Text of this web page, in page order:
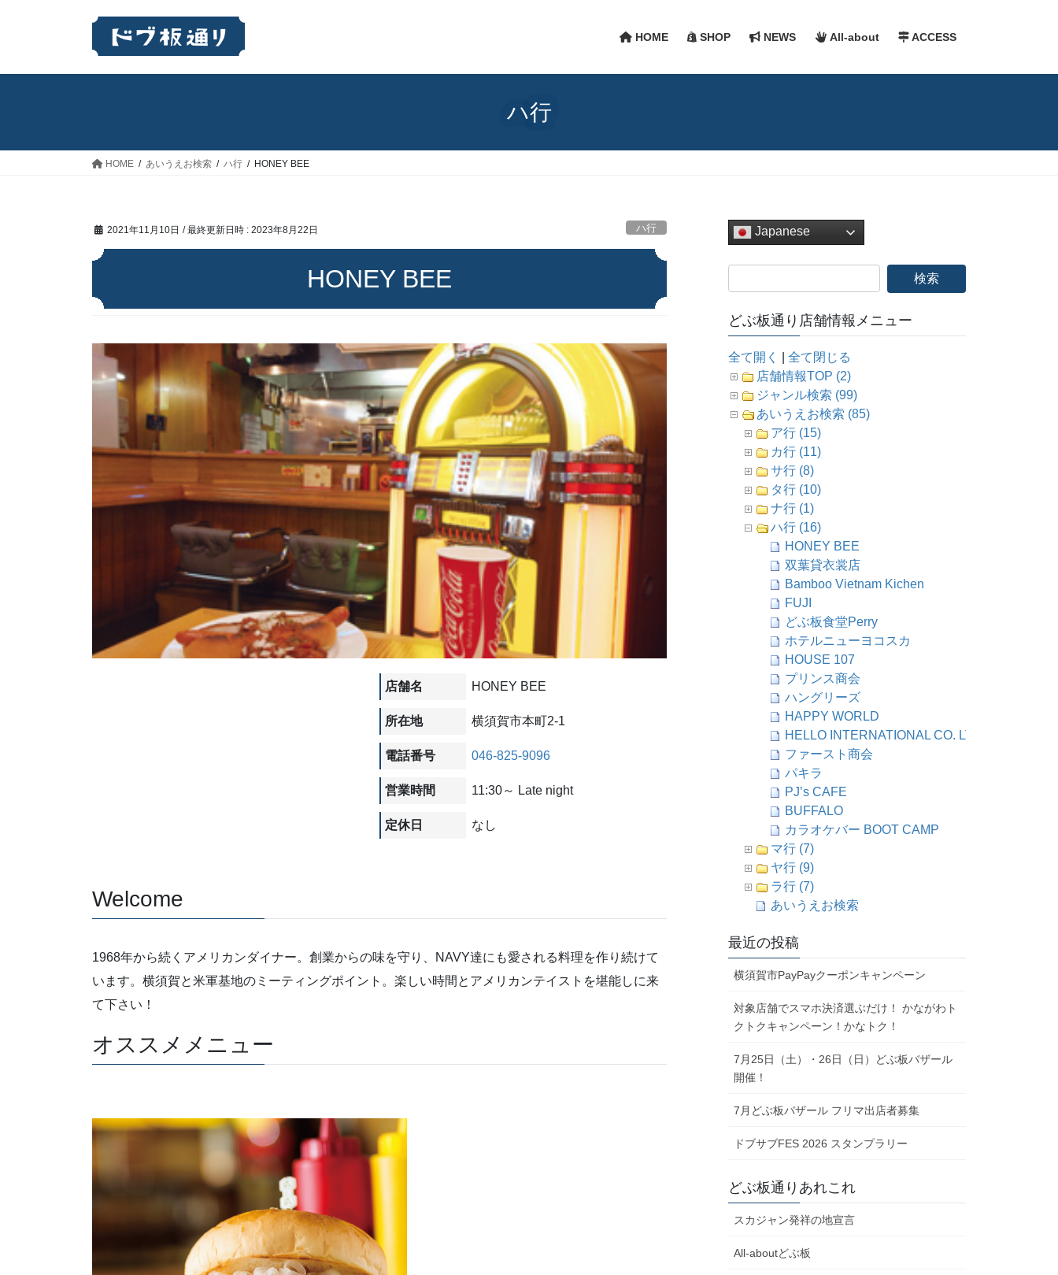
HOME SHOP NEWS All-about ACCESS
ハ行
HOME あいうえお検索 ハ行 HONEY BEE
2021年11月10日 / 最終更新日時 : 2023年8月22日 ハ行
HONEY BEE
店舗名 HONEY BEE
所在地 横須賀市本町2-1
電話番号 046-825-9096
営業時間 11:30～ Late night
定休日 なし
Welcome
1968年から続くアメリカンダイナー。創業からの味を守り、NAVY達にも愛される料理を作り続けて
います。横須賀と米軍基地のミーティングポイント。楽しい時間とアメリカンテイストを堪能しに来
て下さい！
オススメメニュー
Japanese
どぶ板通り店舗情報メニュー
全て開く |全て閉じる
店舗情報TOP (2)
ジャンル検索 (99)
あいうえお検索 (85)
ア行 (15)
カ行 (11)
サ行 (8)
タ行 (10)
ナ行 (1)
ハ行 (16)
HONEY BEE
双葉貸衣裳店
Bamboo Vietnam Kichen
FUJI
どぶ板食堂Perry
ホテルニューヨコスカ
HOUSE 107
プリンス商会
ハングリーズ
HAPPY WORLD
HELLO INTERNATIONAL CO. LTD.
ファースト商会
パキラ
PJ’s CAFE
BUFFALO
カラオケバー BOOT CAMP
マ行 (7)
ヤ行 (9)
ラ行 (7)
あいうえお検索
最近の投稿
横須賀市PayPayクーポンキャンペーン
対象店舗でスマホ決済選ぶだけ！ かながわト
クトクキャンペーン！かなトク！
7月25日（土）・26日（日）どぶ板バザール
開催！
7月どぶ板バザール フリマ出店者募集
ドブサブFES 2026 スタンプラリー
どぶ板通りあれこれ
スカジャン発祥の地宣言
All-aboutどぶ板